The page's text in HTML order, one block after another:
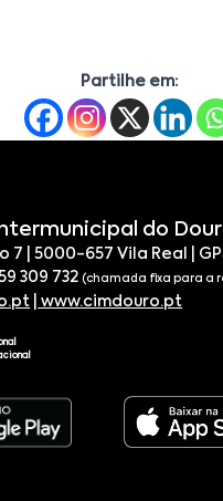
Partilhe em:
do
7 | 5000-657 Vila Real |
309 732(chamada fixa para a
www.cimdouro.pt